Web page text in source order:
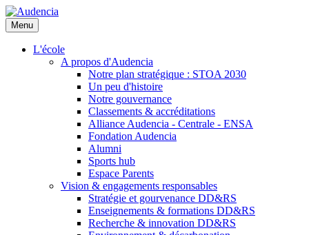
Aller
au
contenu
principal
Menu
L'école
A propos d'Audencia
Notre plan stratégique : STOA 2030
Un peu d'histoire
Notre gouvernance
Classements & accréditations
Alliance Audencia - Centrale - ENSA
Fondation Audencia
Alumni
Sports hub
Espace Parents
Vision & engagements responsables
Stratégie et gourvenance DD&RS
Enseignements & formations DD&RS
Recherche & innovation DD&RS